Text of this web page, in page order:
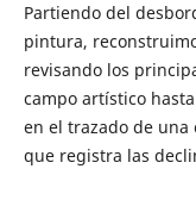
Partiendo del
pintura,
revisando los
campo artístico
en el trazado de
que registra las